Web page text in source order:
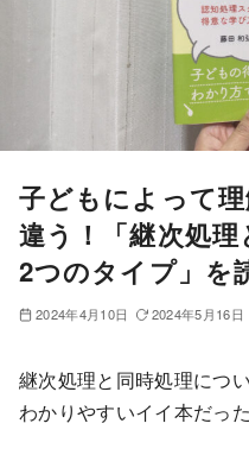
子どもによって
違う！「継次処
2つのタイプ」を
2024年4月10日 2024年5月16日
継次処理と同時処理につ
わかりやすいイイ本だっ